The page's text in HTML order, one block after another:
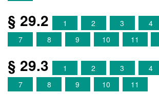
§ 29.2 1 2 3 4
7
8 9 10 11
§ 29.3 1 2 3 4
7
8 9 10 11